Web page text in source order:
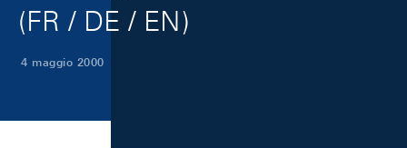
(FR / DE / EN)
4 maggio 2000